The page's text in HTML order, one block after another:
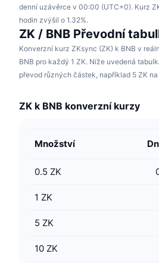
denní uzávěrce v 00:00 (UTC+0). Kurz
hodin zvýšil o 1.32%.
ZK / BNB Převodní
Konverzní kurz ZKsync (ZK) k BNB v
BNB pro každý 1 ZK. Níže uvedená
převod různých částek, například 5 ZK na
ZK k BNB konverzní kurzy
Množství
0.5 ZK
1 ZK
5 ZK
10 ZK